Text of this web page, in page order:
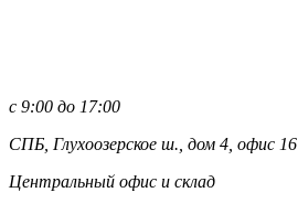
с 9:00 до 17:00
СПБ, Глухоозерское ш., дом 4, офис 16
Центральный офис и склад